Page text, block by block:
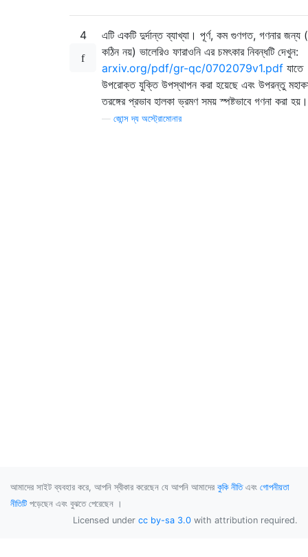
4
এটি একটি দুর্দান্ত ব্যাখ্যা। পূর্ণ, কম গুণগত, গণনার জন্য
কঠিন নয়) ভালেরিও ফারাওনি এর চমৎকার নিবন্ধটি দেখুন:
arxiv.org/pdf/gr-qc/0702079v1.pdf যাতে
উপরোক্ত যুক্তি উপস্থাপন করা হয়েছে এবং উপরন্তু
তরঙ্গের প্রভাব হালকা ভ্রমণ সময় স্পষ্টভাবে গণনা করা হয়।
জোন্স দ্য অস্ট্রোমোনার
আমাদের সাইট ব্যবহার করে, আপনি স্বীকার করেছেন যে আপনি আমাদের কুকি নীতিএবং গোপনীয়তা
নীতিটি পড়েছেন এবং বুঝতে পেরেছেন ।
Licensed under cc by-sa 3.0 with attribution required.